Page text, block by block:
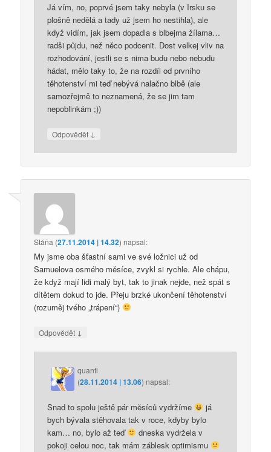
Já vím, no, poprvé jsem taky nebyla (v Irsku se
plošně nedělá a tady už jsem ho nestihla), ale
když vidím, jak jsem dopadla s blbejma žílama…
radši půjdu, než něco podcenit. Dost velkej vliv na
rozhodování, jestli se s nima budu nebo nebudu
hádat, mělo taky to, že na rozdíl od prvního
těhotenství mi teď nebývá nalačno blbě (ale
samozřejmě to neznamená, že se jim tam
nepoblinkám ;))
Odpovědět ↓
Stáňa (27.11.2014 | 14.32)napsal:
My jsme oba šťastní sami ve své ložnici už od
Samuelova osmého měsíce, zvykl si rychle. Ale chápu,
že když mají lidi malý byt, tak to jinak nejde, než spát s
dítětem dokud to jde. Přeju brzké ukončení těhotenství
(rozuměj tvého „trápení“)
Odpovědět ↓
quanti
(28.11.2014 | 13.06) napsal:
Snad to spolu ještě pár měsíců vydržíme
já
bych bývala stěhovala tak v roce, kdyby bylo
kam… no, bylo až teď
dneska vydržela v
pokoji celou noc, tak mám záblesk optimismu